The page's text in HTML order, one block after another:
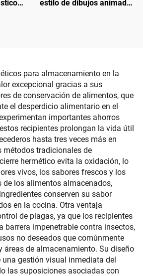
estilo de dibujos animados
dormitorio o bebé
para almacenamiento en la
excepcional gracias a sus
de conservación de alimentos, que
el desperdicio alimentario en el
importantes ahorros
recipientes prolongan la vida útil
hasta tres veces más en
métodos tradicionales de
hermético evita la oxidación, lo
vivos, los sabores frescos y los
de los alimentos almacenados,
conserven su sabor
en la cocina. Otra ventaja
de plagas, ya que los recipientes
barrera impenetrable contra insectos,
no deseados que comúnmente
áreas de almacenamiento. Su diseño
gestión visual inmediata del
las suposiciones asociadas con